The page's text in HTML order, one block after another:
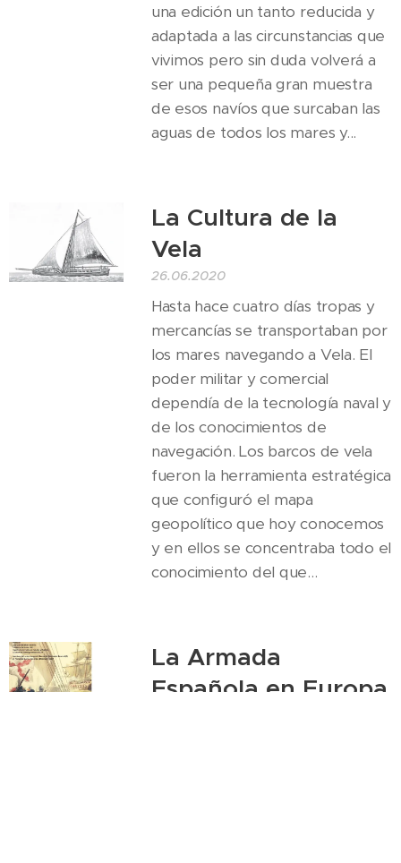
una edición un tanto reducida y
adaptada a las circunstancias que
vivimos pero sin duda volverá a
ser una pequeña gran muestra
de esos navíos que surcaban las
aguas de todos los mares y...
La Cultura de la
Vela
26.06.2020
Hasta hace cuatro días tropas y
mercancías se transportaban por
los mares navegando a Vela. El
poder militar y comercial
dependía de la tecnología naval y
de los conocimientos de
navegación. Los barcos de vela
fueron la herramienta estratégica
que configuró el mapa
geopolítico que hoy conocemos
y en ellos se concentraba todo el
conocimiento del que...
La Armada
Española en Europa